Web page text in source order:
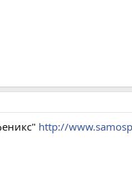
http://